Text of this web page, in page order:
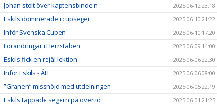
Johan stolt över kaptensbindeln 2025-06-12 23:18
Eskils dominerade i cupseger 2025-06-10 21:22
Inför Svenska Cupen 2025-06-10 17:20
Förändringar i Herrstaben 2025-06-09 14:00
Eskils fick en rejäl lektion 2025-06-06 22:30
Inför Eskils - ÄFF 2025-06-06 08:00
”Granen” missnöjd med utdelningen 2025-06-05 22:19
Eskils tappade segern på övertid 2025-06-01 21:25